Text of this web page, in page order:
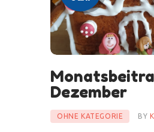
Dezember
OHNE KATEGORIE BY